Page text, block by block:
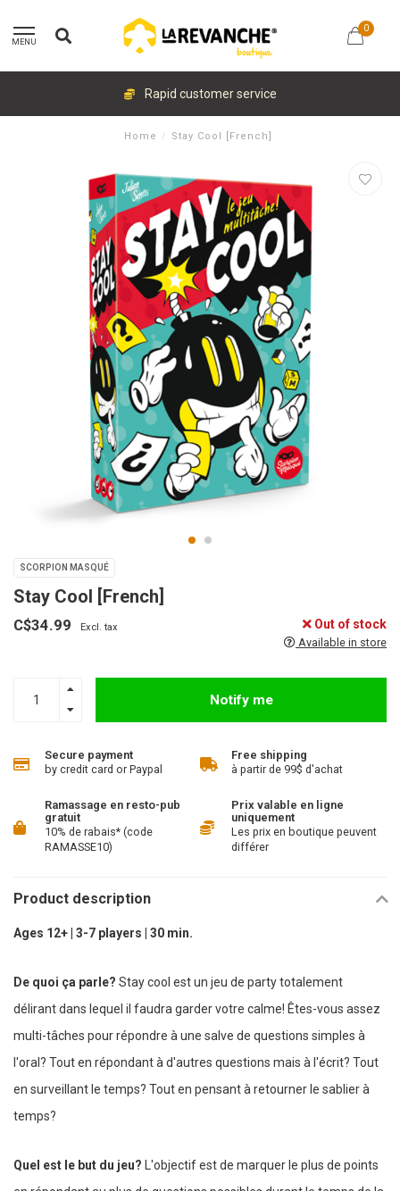
MENU
0
Rapid customer service
Home / Stay Cool [French]
SCORPION MASQUÉ
Stay Cool [French]
C$34.99 Excl. tax Out of stock
Available in store
Notify me
Secure payment
by credit card or Paypal
Free shipping
à partir de 99$ d'achat
Ramassage en resto-pub
gratuit
10% de rabais* (code
RAMASSE10)
Prix valable en ligne
uniquement
Les prix en boutique peuvent
différer
Product description
Ages 12+ | 3-7 players | 30 min.
De quoi ça parle? Stay cool est un jeu de party totalement
délirant dans lequel il faudra garder votre calme! Êtes-vous assez
multi-tâches pour répondre à une salve de questions simples à
l'oral? Tout en répondant à d'autres questions mais à l'écrit? Tout
en surveillant le temps? Tout en pensant à retourner le sablier à
temps?
Quel est le but du jeu? L'objectif est de marquer le plus de points